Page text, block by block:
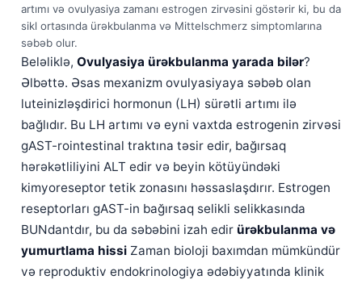
artımı və ovulyasiya zamanı estrogen zirvəsini göstərir ki, bu da
sikl ortasında ürəkbulanma və Mittelschmerz simptomlarına
səbəb olur.
Beləliklə, Ovulyasiya ürəkbulanma yarada bilər?
Əlbəttə. Əsas mexanizm ovulyasiyaya səbəb olan
luteinizləşdirici hormonun (LH) sürətli artımı ilə
bağlıdır. Bu LH artımı və eyni vaxtda estrogenin zirvəsi
gAST-rointestinal traktına təsir edir, bağırsaq
hərəkətliliyini ALT edir və beyin kötüyündəki
kimyoreseptor tetik zonasını həssaslaşdırır. Estrogen
reseptorları gAST-in bağırsaq selikli selikkasında
BUNdantdır, bu da səbəbini izah edir ürəkbulanma və
yumurtlama hissi Zaman bioloji baxımdan mümkündür
və reproduktiv endokrinologiya ədəbiyyatında klinik